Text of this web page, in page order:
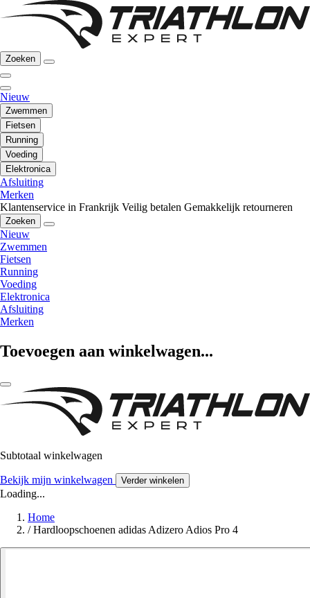
Zoeken
Nieuw
Zwemmen
Fietsen
Running
Voeding
Elektronica
Afsluiting
Merken
Klantenservice in Frankrijk Veilig betalen Gemakkelijk retourneren
Zoeken
Nieuw
Zwemmen
Fietsen
Running
Voeding
Elektronica
Afsluiting
Merken
Toevoegen aan winkelwagen...
Subtotaal winkelwagen
Bekijk mijn winkelwagen Verder winkelen
Loading...
Home
/ Hardloopschoenen adidas Adizero Adios Pro 4